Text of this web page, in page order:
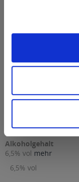
Wasser,
Anmerkung:
mittels
Carlsberg
Carlsberg
Hamburg
Alkoholgehalt
6,5% vol mehr
6,5% vol